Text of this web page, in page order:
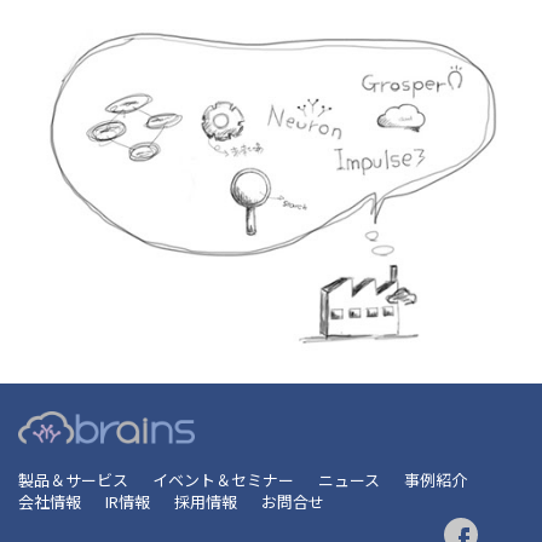
製品＆サービス イベント＆セミナー ニュース
事例紹介
会社情報
IR情報 採用情報 お問合せ